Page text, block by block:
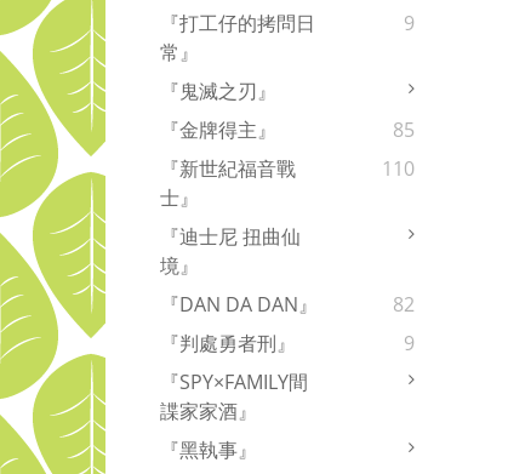
『打工仔的拷問日
常』
9
『鬼滅之刃』
『金牌得主』
85
『新世紀福音戰
士』
110
『迪士尼 扭曲仙
境』
『DAN DA DAN』
82
『判處勇者刑』
9
『SPY×FAMILY間
諜家家酒』
『黑執事』